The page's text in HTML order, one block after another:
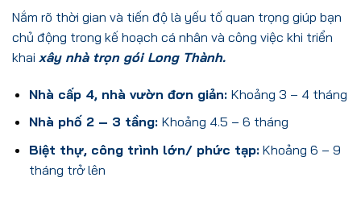
Nắm rõ thời gian và tiến độ là yếu tố quan trọng giúp bạn
chủ động trong kế hoạch cá nhân và công việc khi triển
khai xây nhà trọn gói Long Thành.
Nhà cấp 4, nhà vườn đơn giản: Khoảng 3 – 4 tháng
Nhà phố 2 – 3 tầng: Khoảng 4.5 – 6 tháng
Biệt thự, công trình lớn/ phức tạp:Khoảng 6 – 9
tháng trở lên